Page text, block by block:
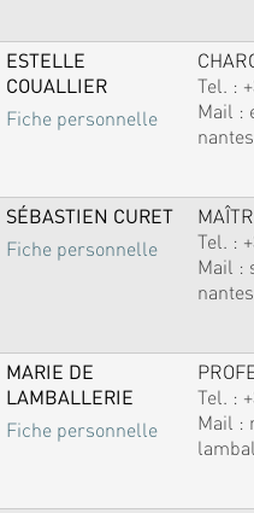
ESTELLE
COUALLIER
Fiche personnelle
Tel. :
Mail :
SÉBASTIEN CURET
Fiche personnelle
Tel. :
Mail :
MARIE DE
LAMBALLERIE
Fiche personnelle
Tel. :
Mail :